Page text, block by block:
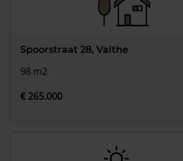
Spoorstraat 28, Valthe
98 m2
€ 265.000